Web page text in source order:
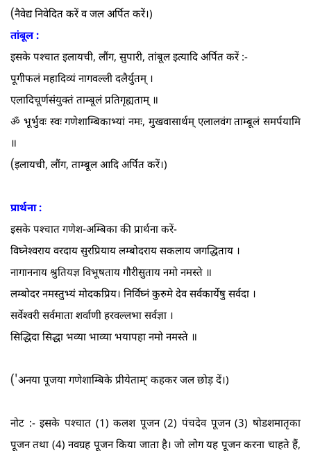
(नैवेद्य निवेदित करें व जल अर्पित करें।)
तांबूल :
इसके पश्चात इलायची, लौंग, सुपारी, तांबूल इत्यादि अर्पित करें :-
पूगीफलं महादिव्यं नागवल्ली दलैर्युतम्‌ ।
एलादिचूर्णसंयुक्तं ताम्बूलं प्रतिगृह्यताम्‌ ॥
ॐ भूर्भुवः स्वः गणेशाम्बिकाभ्यां नमः, मुखवासार्थम्‌ एलालवंग ताम्बूलं समर्पयामि
॥
(इलायची, लौंग, ताम्बूल आदि अर्पित करें।)
प्रार्थना :
इसके पश्चात गणेश-अम्बिका की प्रार्थना करें-
विघ्नेश्वराय वरदाय सुरप्रियाय लम्बोदराय सकलाय जगद्धिताय ।
नागाननाय श्रुतियज्ञ विभूषताय गौरीसुताय नमो नमस्ते ॥
लम्बोदर नमस्तुभ्यं मोदकप्रिय। निर्विघ्नं कुरुमे देव सर्वकार्येषु सर्वदा ।
सर्वेश्वरी सर्वमाता शर्वाणी हरवल्लभा सर्वज्ञा ।
सिद्धिदा सिद्धा भव्या भाव्या भयापहा नमो नमस्ते ॥
('अनया पूजया गणेशाम्बिके प्रीयेताम्‌' कहकर जल छोड़ दें।)
नोट :- इसके पश्चात (1) कलश पूजन (2) पंचदेव पूजन (3) षोडशमातृका
पूजन तथा (4) नवग्रह पूजन किया जाता है। जो लोग यह पूजन करना चाहते हैं,